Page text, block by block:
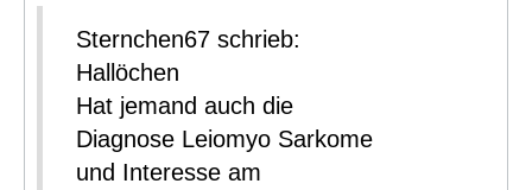
Sternchen67 schrieb:
Hallöchen
Hat jemand auch die
Diagnose Leiomyo Sarkome
und Interesse am